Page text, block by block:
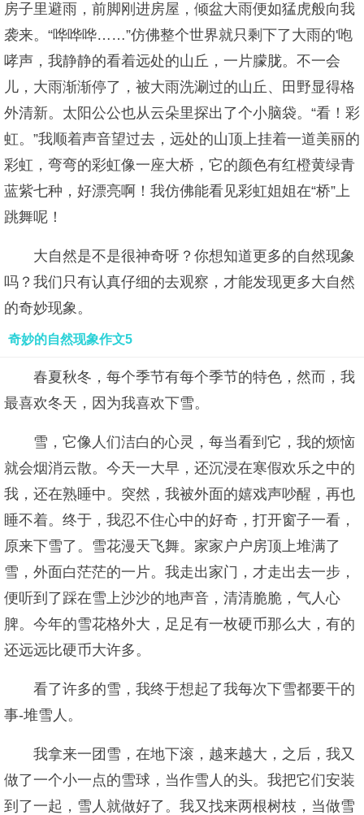
房子里避雨，前脚刚进房屋，倾盆大雨便如猛虎般向我
袭来。“哗哗哗……”仿佛整个世界就只剩下了大雨的'咆
哮声，我静静的看着远处的山丘，一片朦胧。不一会
儿，大雨渐渐停了，被大雨洗涮过的山丘、田野显得格
外清新。太阳公公也从云朵里探出了个小脑袋。“看！彩
虹。”我顺着声音望过去，远处的山顶上挂着一道美丽的
彩虹，弯弯的彩虹像一座大桥，它的颜色有红橙黄绿青
蓝紫七种，好漂亮啊！我仿佛能看见彩虹姐姐在“桥”上
跳舞呢！
大自然是不是很神奇呀？你想知道更多的自然现象
吗？我们只有认真仔细的去观察，才能发现更多大自然
的奇妙现象。
奇妙的自然现象作文5
春夏秋冬，每个季节有每个季节的特色，然而，我
最喜欢冬天，因为我喜欢下雪。
雪，它像人们洁白的心灵，每当看到它，我的烦恼
就会烟消云散。今天一大早，还沉浸在寒假欢乐之中的
我，还在熟睡中。突然，我被外面的嬉戏声吵醒，再也
睡不着。终于，我忍不住心中的好奇，打开窗子一看，
原来下雪了。雪花漫天飞舞。家家户户房顶上堆满了
雪，外面白茫茫的一片。我走出家门，才走出去一步，
便听到了踩在雪上沙沙的地声音，清清脆脆，气人心
脾。今年的雪花格外大，足足有一枚硬币那么大，有的
还远远比硬币大许多。
看了许多的雪，我终于想起了我每次下雪都要干的
事-堆雪人。
我拿来一团雪，在地下滚，越来越大，之后，我又
做了一个小一点的雪球，当作雪人的头。我把它们安装
到了一起，雪人就做好了。我又找来两根树枝，当做雪